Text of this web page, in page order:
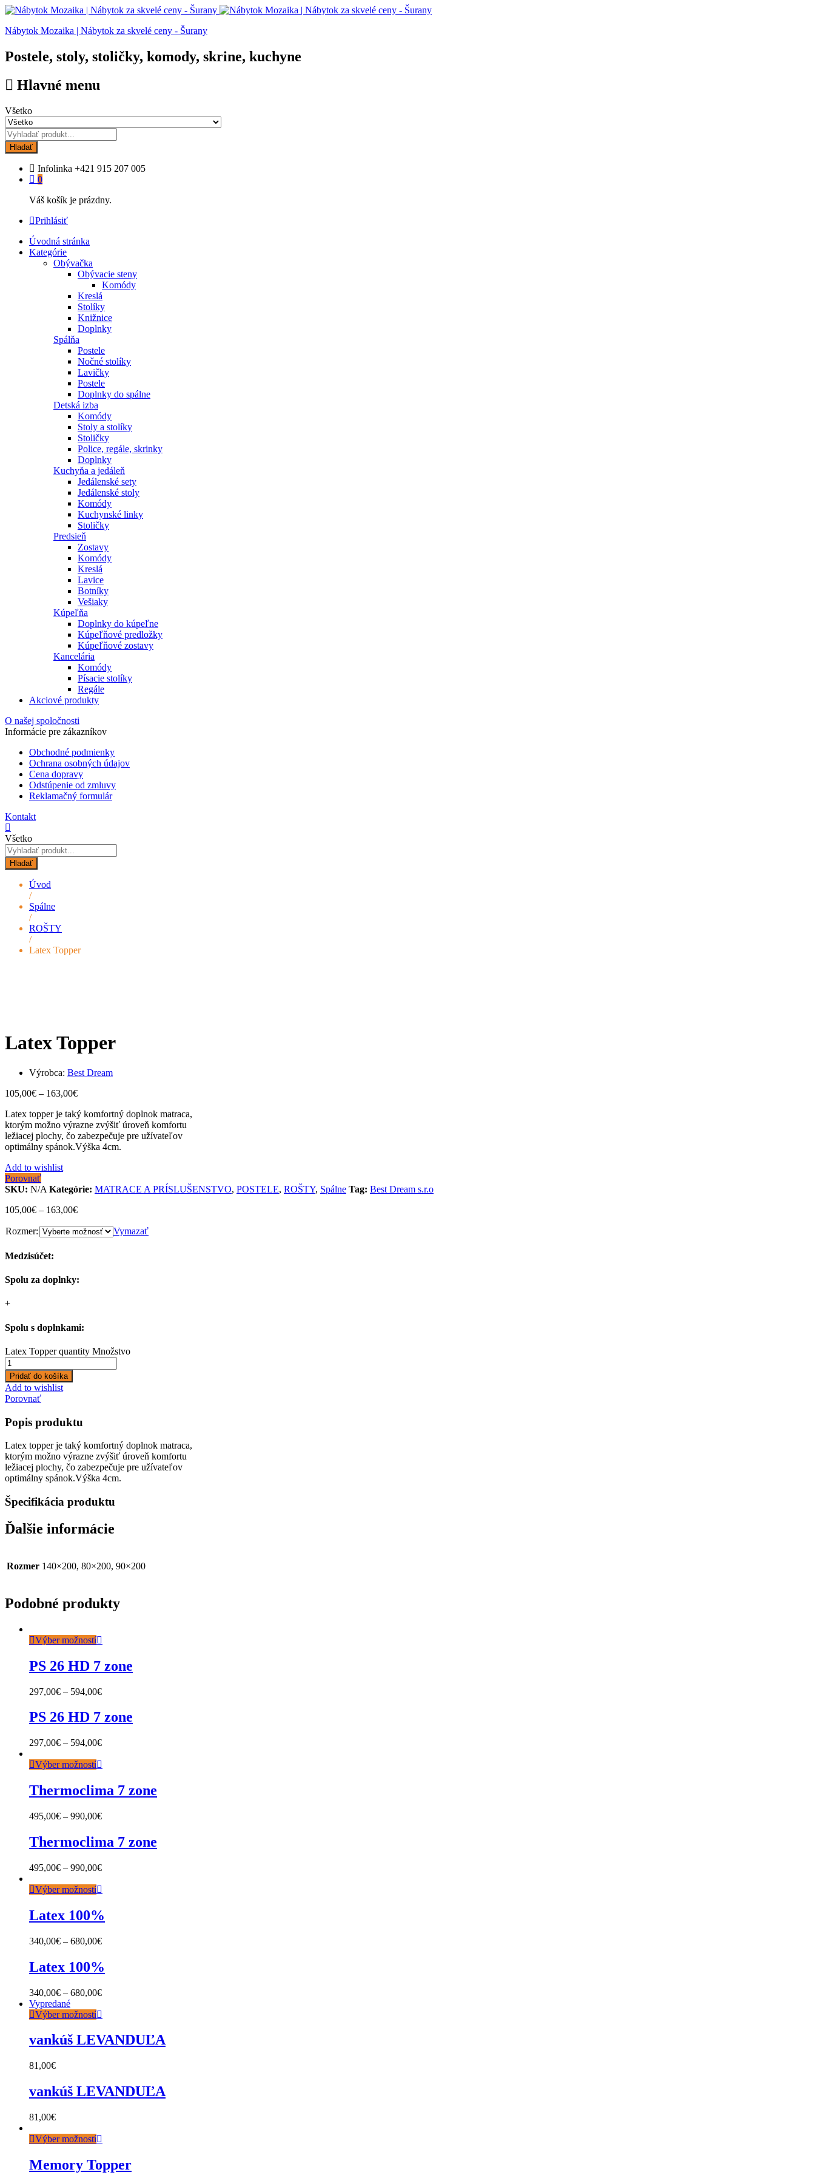
Nábytok Mozaika | Nábytok za skvelé ceny - Šurany
Postele, stoly, stoličky, komody, skrine, kuchyne
Hlavné menu
Všetko
Hladať
Infolinka +421 915 207 005
0
Váš košík je prázdny.
Prihlásiť
Úvodná stránka
Kategórie
Obývačka
Obývacie steny
Komódy
Kreslá
Stolíky
Knižnice
Doplnky
Spálňa
Postele
Nočné stolíky
Lavičky
Postele
Doplnky do spálne
Detská izba
Komódy
Stoly a stolíky
Stoličky
Police, regále, skrinky
Doplnky
Kuchyňa a jedáleň
Jedálenské sety
Jedálenské stoly
Komódy
Kuchynské linky
Stoličky
Predsieň
Zostavy
Komódy
Kreslá
Lavice
Botníky
Vešiaky
Kúpeľňa
Doplnky do kúpeľne
Kúpeľňové predložky
Kúpeľňové zostavy
Kancelária
Komódy
Písacie stolíky
Regále
Akciové produkty
O našej spoločnosti
Informácie pre zákazníkov
Obchodné podmienky
Ochrana osobných údajov
Cena dopravy
Odstúpenie od zmluvy
Reklamačný formulár
Kontakt
Všetko
Hladať
Úvod
/
Spálne
/
ROŠTY
/
Latex Topper
Latex Topper
Výrobca: Best Dream
105,00€ – 163,00€
Latex topper je taký komfortný doplnok matraca,
ktorým možno výrazne zvýšiť úroveň komfortu
ležiacej plochy, čo zabezpečuje pre užívateľov
optimálny spánok.Výška 4cm.
Add to wishlist
Porovnať
SKU: N/A Kategórie: MATRACE A PRÍSLUŠENSTVO, POSTELE, ROŠTY, Spálne Tag: Best Dream s.r.o
105,00€ – 163,00€
Rozmer: Vymazať
Medzisúčet:
Spolu za doplnky:
+
Spolu s doplnkami:
Latex Topper quantity Množstvo
Pridať do košíka
Add to wishlist
Porovnať
Popis produktu
Latex topper je taký komfortný doplnok matraca,
ktorým možno výrazne zvýšiť úroveň komfortu
ležiacej plochy, čo zabezpečuje pre užívateľov
optimálny spánok.Výška 4cm.
Špecifikácia produktu
Ďalšie informácie
Rozmer 140×200, 80×200, 90×200
Podobné produkty
Výber možností
PS 26 HD 7 zone
297,00€ – 594,00€
PS 26 HD 7 zone
297,00€ – 594,00€
Výber možností
Thermoclima 7 zone
495,00€ – 990,00€
Thermoclima 7 zone
495,00€ – 990,00€
Výber možností
Latex 100%
340,00€ – 680,00€
Latex 100%
340,00€ – 680,00€
Vypredané
Výber možností
vankúš LEVANDUĽA
81,00€
vankúš LEVANDUĽA
81,00€
Výber možností
Memory Topper